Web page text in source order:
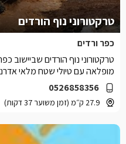
טרקטורוני נוף הורדים
כפר ורדים
0526858356
27.9 ק״מ (זמן משוער 37 דקות)
טרקטורוני נוף הורדים שביישוב
מופלאה עם טיולי שטח מלאי